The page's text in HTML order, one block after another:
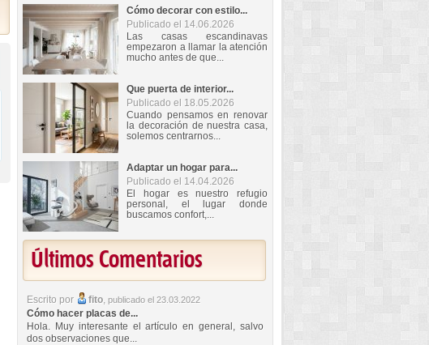
Cómo decorar con estilo...
Publicado el 14.06.2026
Las casas escandinavas
empezaron a llamar la atención
mucho antes de que...
Que puerta de interior...
Publicado el 18.05.2026
Cuando pensamos en renovar
la decoración de nuestra casa,
solemos centrarnos...
Adaptar un hogar para...
Publicado el 14.04.2026
El hogar es nuestro refugio
personal, el lugar donde
buscamos confort,...
Últimos Comentarios
Escrito por fito, publicado el 23.03.2022
Cómo hacer placas de...
Hola. Muy interesante el artículo en general, salvo
dos observaciones que...